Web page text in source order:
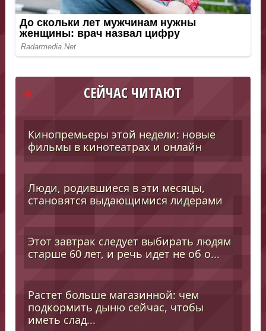
СЕЙЧАС ЧИТАЮТ
Кинопремьеры этой недели: новые
фильмы в кинотеатрах и онлайн
Люди, родившиеся в эти месяцы,
становятся выдающимися лидерами
Этот завтрак следует выбирать людям
старше 60 лет, и речь идет не об о...
Растет больше магазинной: чем
подкормить дыню сейчас, чтобы
иметь слад...